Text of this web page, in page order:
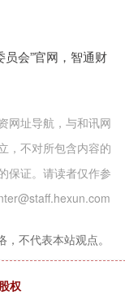
会”官网，智通财
网址导航，与和讯网
，不对所包含内容的
保证。请读者仅作参
不代表本站观点。
权